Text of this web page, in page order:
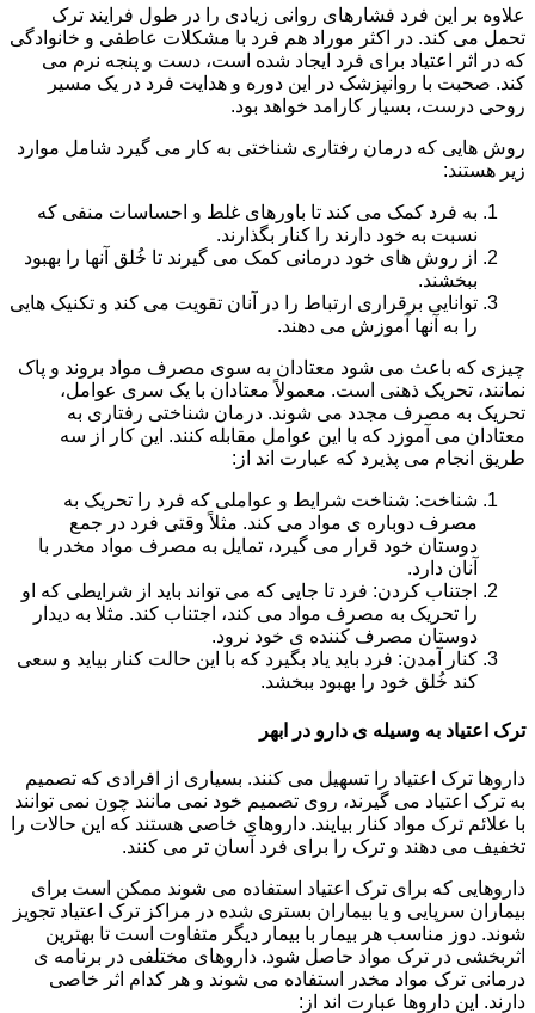
علاوه بر این فرد فشارهای روانی زیادی را در طول فرایند ترک
تحمل می کند. در اکثر موراد هم فرد با مشکلات عاطفی و خانوادگی
که در اثر اعتیاد برای فرد ایجاد شده است، دست و پنجه نرم می
کند. صحبت با روانپزشک در این دوره و هدایت فرد در یک مسیر
روحی درست، بسیار کارامد خواهد بود.
روش هایی که درمان رفتاری شناختی به کار می گیرد شامل موارد
زیر هستند:
به فرد کمک می کند تا باورهای غلط و احساسات منفی که
نسبت به خود دارند را کنار بگذارند.
از روش های خود درمانی کمک می گیرند تا خُلق آنها را بهبود
ببخشند.
توانایی برقراری ارتباط را در آنان تقویت می کند و تکنیک هایی
را به آنها آموزش می دهند.
چیزی که باعث می شود معتادان به سوی مصرف مواد بروند و پاک
نمانند، تحریک ذهنی است. معمولاً معتادان با یک سری عوامل،
تحریک به مصرف مجدد می شوند. درمان شناختی رفتاری به
معتادان می آموزد که با این عوامل مقابله کنند. این کار از سه
طریق انجام می پذیرد که عبارت اند از:
شناخت: شناخت شرایط و عواملی که فرد را تحریک به
مصرف دوباره ی مواد می کند. مثلاً وقتی فرد در جمع
دوستان خود قرار می گیرد، تمایل به مصرف مواد مخدر با
آنان دارد.
اجتناب کردن: فرد تا جایی که می تواند باید از شرایطی که او
را تحریک به مصرف مواد می کند، اجتناب کند. مثلا به دیدار
دوستان مصرف کننده ی خود نرود.
کنار آمدن: فرد باید یاد بگیرد که با این حالت کنار بیاید و سعی
کند خُلق خود را بهبود ببخشد.
ترک اعتیاد به وسیله ی دارو در ابهر
داروها ترک اعتیاد را تسهیل می کنند. بسیاری از افرادی که تصمیم
به ترک اعتیاد می گیرند، روی تصمیم خود نمی مانند چون نمی توانند
با علائم ترک مواد کنار بیایند. داروهای خاصی هستند که این حالات را
تخفیف می دهند و ترک را برای فرد آسان تر می کنند.
داروهایی که برای ترک اعتیاد استفاده می شوند ممکن است برای
بیماران سرپایی و یا بیماران بستری شده در مراکز ترک اعتیاد تجویز
شوند. دوز مناسب هر بیمار با بیمار دیگر متفاوت است تا بهترین
اثربخشی در ترک مواد حاصل شود. داروهای مختلفی در برنامه ی
درمانی ترک مواد مخدر استفاده می شوند و هر کدام اثر خاصی
دارند. این داروها عبارت اند از: